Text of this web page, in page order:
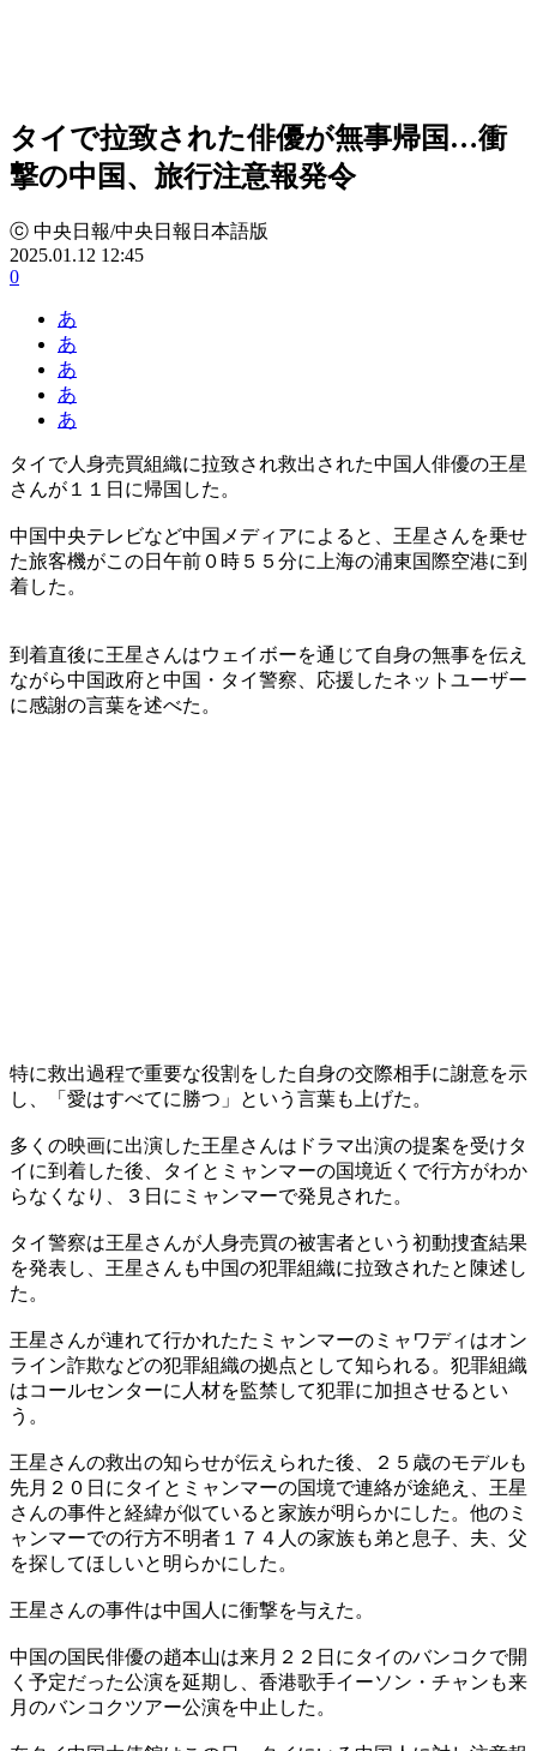
タイで拉致された俳優が無事帰国…衝
撃の中国、旅行注意報発令
ⓒ 中央日報/中央日報日本語版
2025.01.12 12:45
0
あ
あ
あ
あ
あ
タイで人身売買組織に拉致され救出された中国人俳優の王星
さんが１１日に帰国した。
中国中央テレビなど中国メディアによると、王星さんを乗せ
た旅客機がこの日午前０時５５分に上海の浦東国際空港に到
着した。
到着直後に王星さんはウェイボーを通じて自身の無事を伝え
ながら中国政府と中国・タイ警察、応援したネットユーザー
に感謝の言葉を述べた。
特に救出過程で重要な役割をした自身の交際相手に謝意を示
し、「愛はすべてに勝つ」という言葉も上げた。
多くの映画に出演した王星さんはドラマ出演の提案を受けタ
イに到着した後、タイとミャンマーの国境近くで行方がわか
らなくなり、３日にミャンマーで発見された。
タイ警察は王星さんが人身売買の被害者という初動捜査結果
を発表し、王星さんも中国の犯罪組織に拉致されたと陳述し
た。
王星さんが連れて行かれたたミャンマーのミャワディはオン
ライン詐欺などの犯罪組織の拠点として知られる。犯罪組織
はコールセンターに人材を監禁して犯罪に加担させるとい
う。
王星さんの救出の知らせが伝えられた後、２５歳のモデルも
先月２０日にタイとミャンマーの国境で連絡が途絶え、王星
さんの事件と経緯が似ていると家族が明らかにした。他のミ
ャンマーでの行方不明者１７４人の家族も弟と息子、夫、父
を探してほしいと明らかにした。
王星さんの事件は中国人に衝撃を与えた。
中国の国民俳優の趙本山は来月２２日にタイのバンコクで開
く予定だった公演を延期し、香港歌手イーソン・チャンも来
月のバンコクツアー公演を中止した。